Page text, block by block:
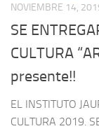
NOVIEMBRE 14,
SE
CULTURA
presente!!
EL INSTITUTO
CULTURA 2019.